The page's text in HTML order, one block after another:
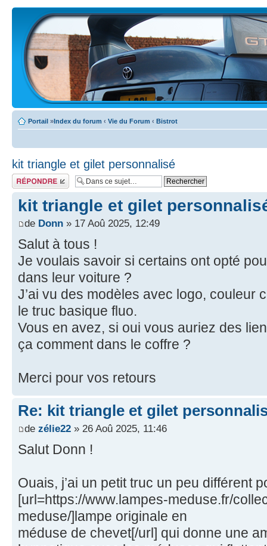
Portail »Index du forum ‹ Vie du Forum ‹ Bistrot
kit triangle et gilet personnalisé
Écrire un
commentaire
kit triangle et gilet
de Donn » 17 Aoû 2025, 12:49
Salut à tous !
Je voulais savoir si certains ont opté
dans leur voiture ?
J’ai vu des modèles avec logo, couleur
le truc basique fluo.
Vous en avez, si oui vous auriez des
ça comment dans le coffre ?
Merci pour vos retours
Re: kit triangle et gilet
de zélie22 » 26 Aoû 2025, 11:46
Salut Donn !
Ouais, j’ai un petit truc un peu différent
[url=https://www.lampes-meduse.fr/
meduse/]lampe originale en
méduse de chevet[/url] qui donne une